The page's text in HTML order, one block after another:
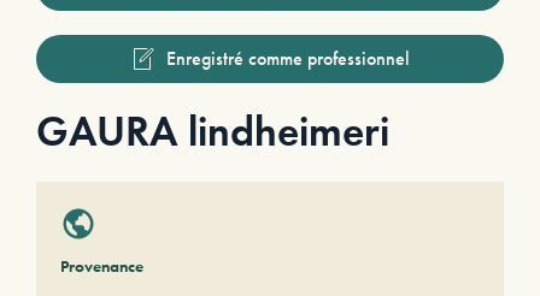
Enregistré comme professionnel
GAURA lindheimeri
Provenance